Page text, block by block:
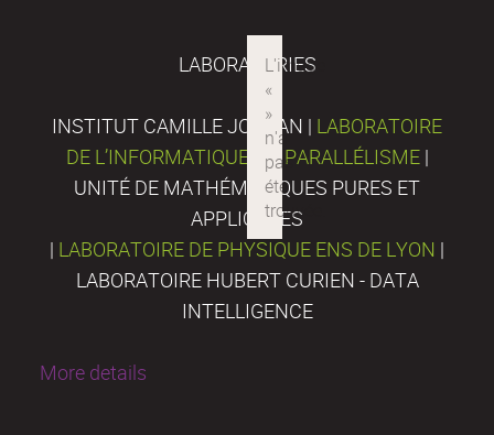
LABORATORIES
INSTITUT CAMILLE JORDAN | LABORATOIRE
DE L’INFORMATIQUE DU PARALLÉLISME |
UNITÉ DE MATHÉMATIQUES PURES ET
APPLIQUÉES
| LABORATOIRE DE PHYSIQUE ENS DE LYON |
LABORATOIRE HUBERT CURIEN - DATA
INTELLIGENCE
More details